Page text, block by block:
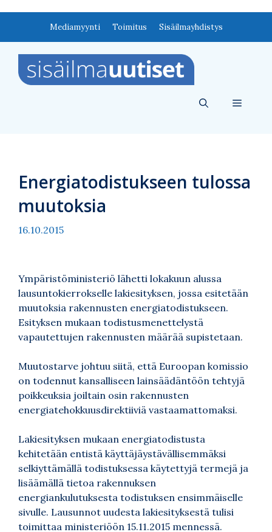
Mediamyynti Toimitus Sisäilmayhdistys
Valikko
Energiatodistukseen tulossa
muutoksia
16.10.2015
Ympäristöministeriö lähetti lokakuun alussa
lausuntokierrokselle lakiesityksen, jossa esitetään
muutoksia rakennusten energiatodistukseen.
Esityksen mukaan todistusmenettelystä
vapautettujen rakennusten määrää supistetaan.
Muutostarve johtuu siitä, että Euroopan komissio
on todennut kansalliseen lainsäädäntöön tehtyjä
poikkeuksia joiltain osin rakennusten
energiatehokkuusdirektiiviä vastaamattomaksi.
Lakiesityksen mukaan energiatodistusta
kehitetään entistä käyttäjäystävällisemmäksi
selkiyttämällä todistuksessa käytettyjä termejä ja
lisäämällä tietoa rakennuksen
energiankulutuksesta todistuksen ensimmäiselle
sivulle. Lausunnot uudesta lakiesityksestä tulisi
toimittaa ministeriöön 15.11.2015 mennessä.